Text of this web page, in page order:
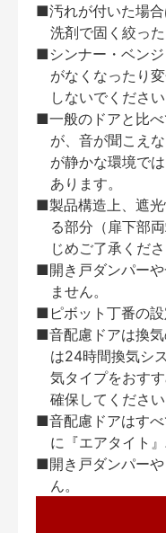
■汚れが付いた場
洗剤で固く絞っ
■シンナー・ベン
がなくなったり
しないでください
■一般のドアと比
が、音が聞こえ
が静かな環境で
あります。
■製品構造上、遮
る部分（扉下部
じめご了承くださ
■開き戸ダンパー
ません。
■ピボット丁番の設
■音配慮ドアは換
は24時間換気シ
気タイプをおす
確保してください
■音配慮ドアはす
に『エアタイト
■開き戸ダンパー
ん。